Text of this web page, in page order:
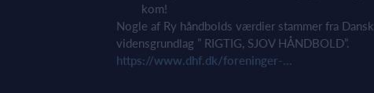
kom!
Nogle af Ry håndbolds værdier stammer fra
vidensgrundlag ” RIGTIG, SJOV HÅNDBOLD”.
https://www.dhf.dk/foreninger-...